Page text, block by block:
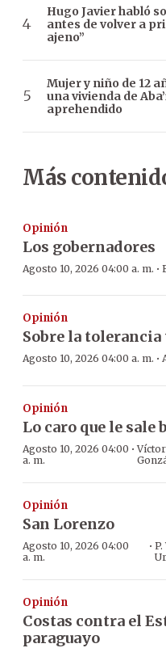
Hugo Javier habló
antes de volver a
ajeno”
Mujer y niño de 12
una vivienda de
aprehendido
Más
Opinión
Los gobernadores
Agosto 10, 2026 04:00 a. m. ·
Opinión
Sobre la tolerancia
Agosto 10, 2026 04:00 a. m. ·
Opinión
Lo caro que le sale
Agosto 10, 2026 04:00
a. m.
·
Opinión
San Lorenzo
Agosto 10, 2026 04:00
a. m.
·
Opinión
Costas contra el
paraguayo